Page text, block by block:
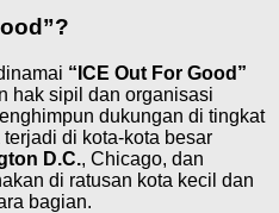
“ICE Out For Good”
hak sipil dan organisasi
dukungan di tingkat
di kota-kota besar
D.C., Chicago, dan
di ratusan kota kecil dan
bagian.